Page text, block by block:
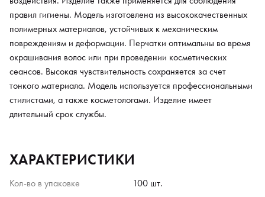
правил гигиены. Модель изготовлена из высококачественных
полимерных материалов, устойчивых к механическим
повреждениям и деформации. Перчатки оптимальны во время
окрашивания волос или при проведении косметических
сеансов. Высокая чувствительность сохраняется за счет
тонкого материала. Модель используется профессиональными
стилистами, а также косметологами. Изделие имеет
длительный срок службы.
ХАРАКТЕРИСТИКИ
Кол-во в упаковке
100 шт.